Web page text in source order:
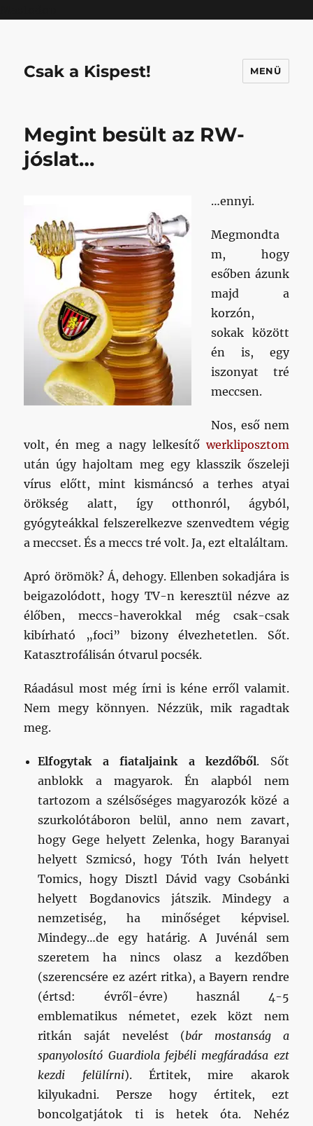
Csak a Kispest! MENÜ
Megint besült az RW-
jóslat…
…ennyi.
Megmondta
m, hogy
esőben ázunk
majd a
korzón,
sokak között
én is, egy
iszonyat tré
meccsen.
Nos, eső nem
volt, én meg a nagy lelkesítőwerkliposztom
után úgy hajoltam meg egy klasszik őszeleji
vírus előtt, mint kismáncsó a terhes atyai
örökség alatt, így otthonról, ágyból,
gyógyteákkal felszerelkezve szenvedtem végig
a meccset. És a meccs tré volt. Ja, ezt eltaláltam.
Apró örömök? Á, dehogy. Ellenben sokadjára is
beigazolódott, hogy TV-n keresztül nézve az
élőben, meccs-haverokkal még csak-csak
kibírható „foci” bizony élvezhetetlen. Sőt.
Katasztrofálisán ótvarul pocsék.
Ráadásul most még írni is kéne erről valamit.
Nem megy könnyen. Nézzük, mik ragadtak
meg.
Elfogytak a fiataljaink a kezdőből. Sőt
anblokk a magyarok. Én alapból nem
tartozom a szélsőséges magyarozók közé a
szurkolótáboron belül, anno nem zavart,
hogy Gege helyett Zelenka, hogy Baranyai
helyett Szmicsó, hogy Tóth Iván helyett
Tomics, hogy Disztl Dávid vagy Csobánki
helyett Bogdanovics játszik. Mindegy a
nemzetiség, ha minőséget képvisel.
Mindegy…de egy határig. A Juvénál sem
szeretem ha nincs olasz a kezdőben
(szerencsére ez azért ritka), a Bayern rendre
(értsd: évről-évre) használ 4-5
emblematikus németet, ezek közt nem
ritkán saját nevelést (bár mostanság a
spanyolosító Guardiola fejbéli megfáradása ezt
kezdi felülírni). Értitek, mire akarok
kilyukadni. Persze hogy értitek, ezt
boncolgatjátok ti is hetek óta. Nehéz